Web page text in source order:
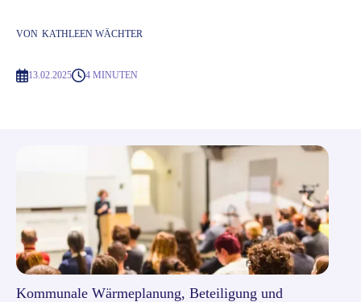
VON KATHLEEN WÄCHTER
13.02.2025 4 MINUTEN
Kommunale Wärmeplanung, Beteiligung und